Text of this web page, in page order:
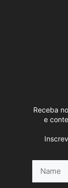
Receba
e